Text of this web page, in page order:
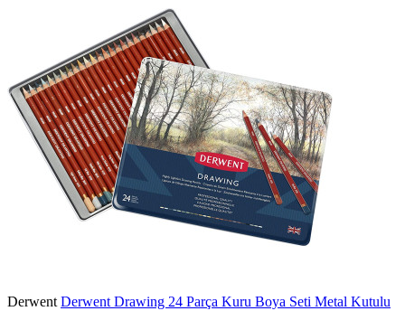
Derwent Derwent Drawing 24 Parça Kuru Boya Seti Metal Kutulu